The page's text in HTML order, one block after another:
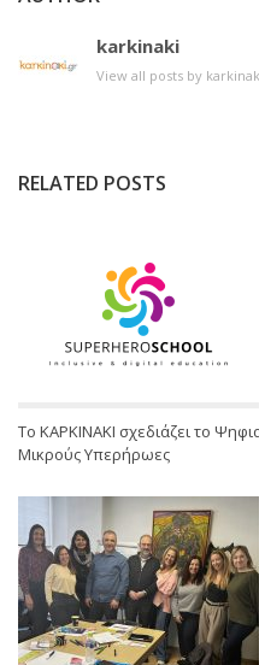
karkinaki
View all posts by
RELATED POSTS
Το ΚΑΡΚΙΝΑΚΙ σχεδιάζει το
Μικρούς Υπερήρωες